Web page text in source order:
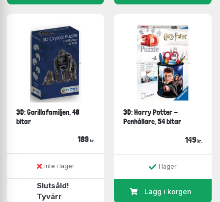
3D: Gorillafamiljen, 48
bitar
189 kr.
Inte i lager
Slutsåld!
Tyvärr
3D: Harry Potter -
Penhållare, 54 bitar
149 kr.
I lager
Lägg i korgen